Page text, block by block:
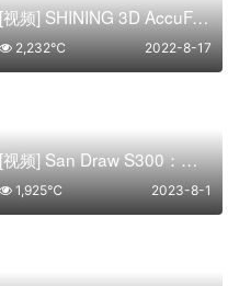
[视频] SHINING 3D AccuFab-L 4K高精度光固化3D打印机
2022-8-17
2,232℃
[视频] San Draw S300：第一台能搭配水溶性支撐材料的FAM硅胶3D打印机
2023-8-1
1,925℃